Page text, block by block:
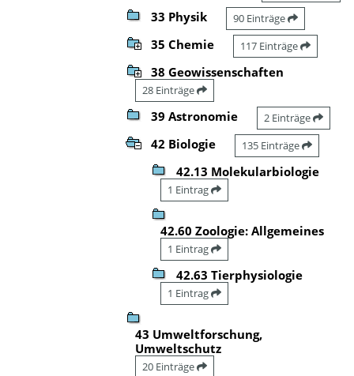
33 Physik 90 Einträge
35 Chemie 117 Einträge
38 Geowissenschaften
28 Einträge
39 Astronomie 2 Einträge
42 Biologie 135 Einträge
42.13 Molekularbiologie
1 Eintrag
42.60 Zoologie: Allgemeines
1 Eintrag
42.63 Tierphysiologie
1 Eintrag
43 Umweltforschung,
Umweltschutz
20 Einträge